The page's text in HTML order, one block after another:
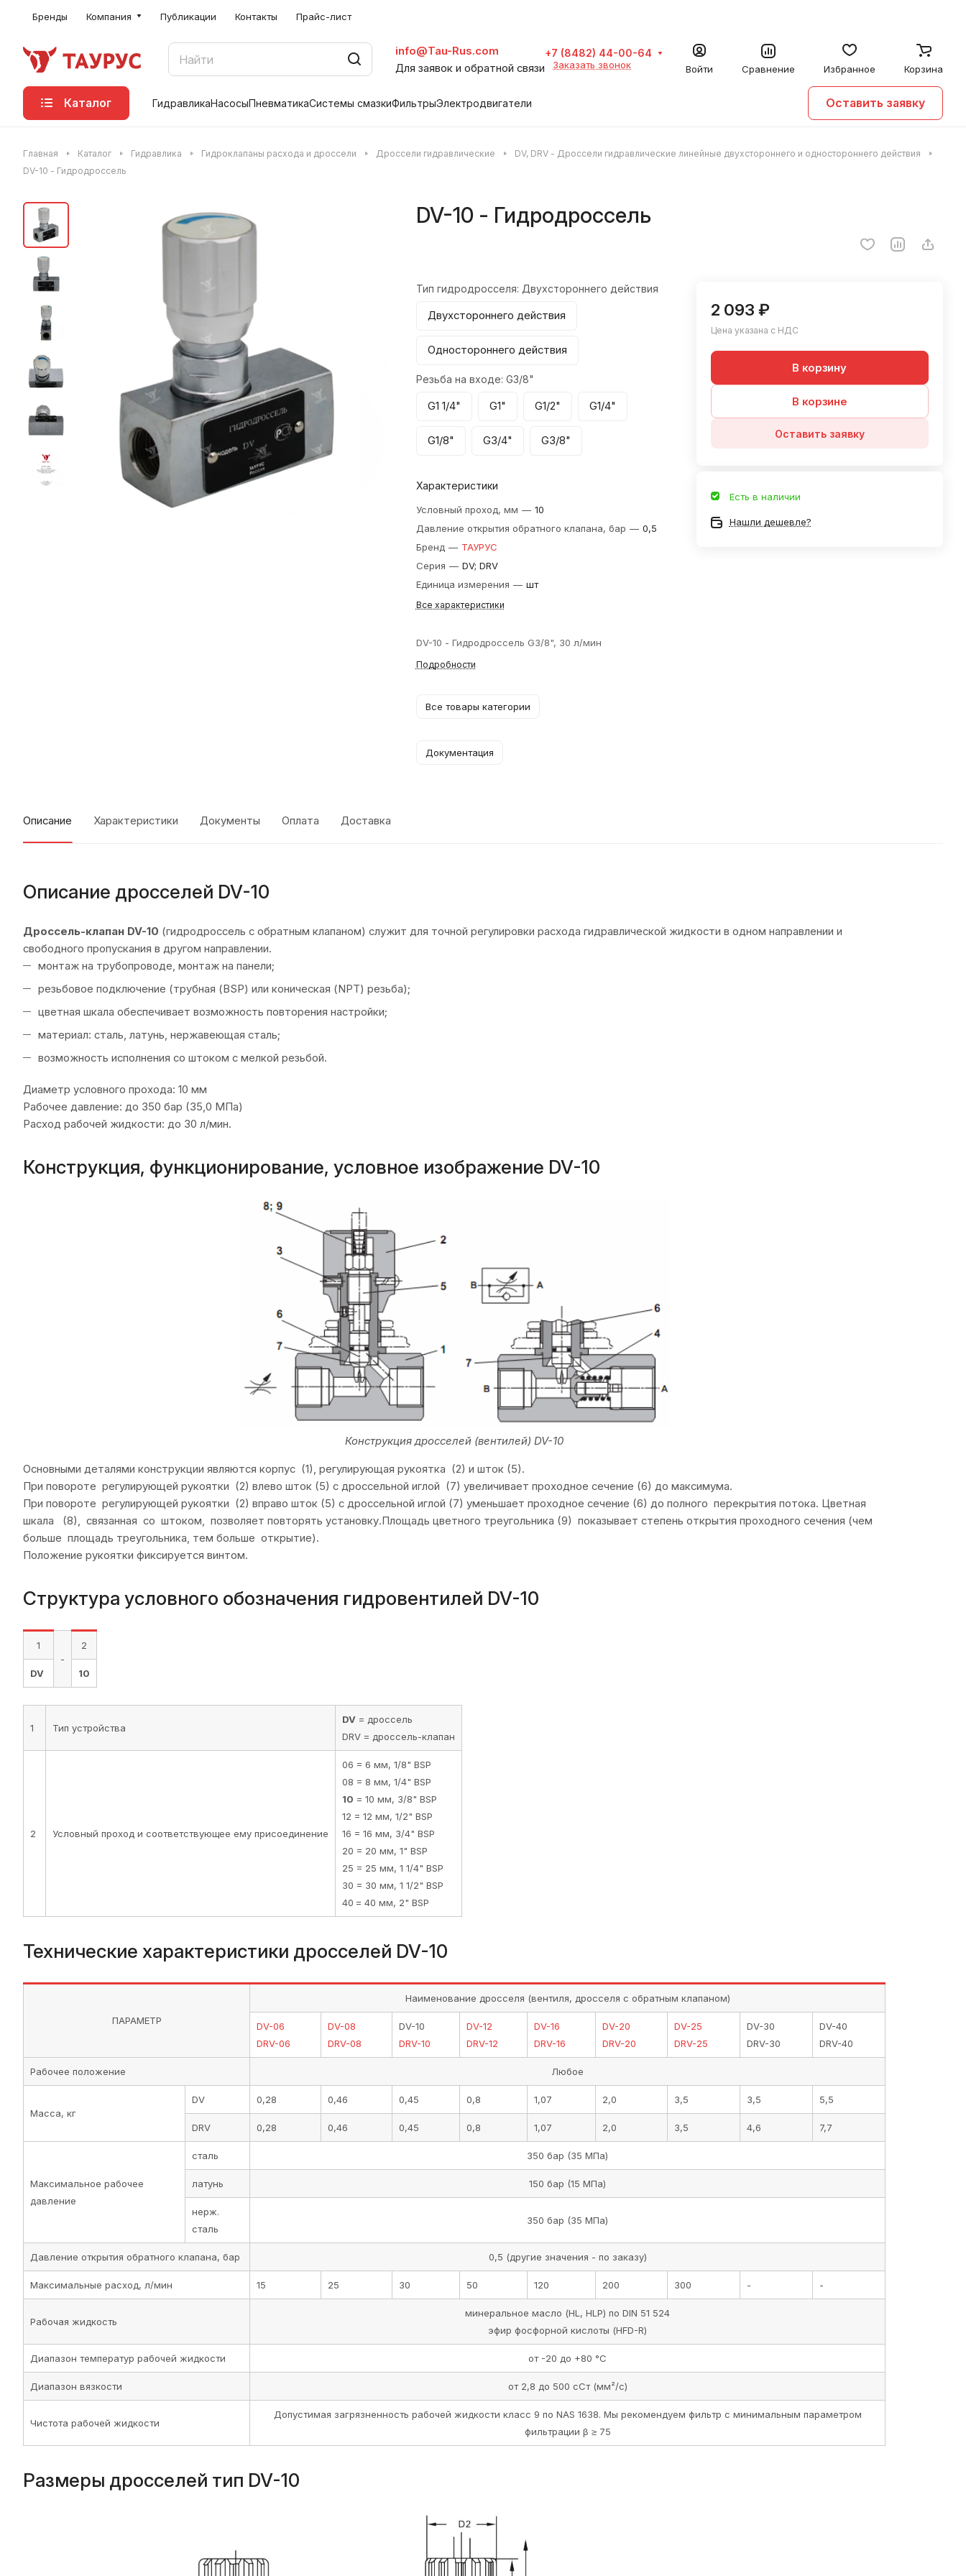
Бренды Компания Публикации Контакты Прайс-лист
info@Tau-Rus.com
Для заявок и обратной связи
+7 (8482) 44-00-64
Заказать звонок Войти Сравнение Избранное Корзина
Каталог ГидравликаНасосыПневматикаСистемы смазкиФильтрыЭлектродвигатели Оставить заявку
Главная Каталог Гидравлика Гидроклапаны расхода и дроссели Дроссели гидравлические
DV, DRV - Дроссели гидравлические линейные двухстороннего и одностороннего действия
DV-10 - Гидродроссель
DV-10 - Гидродроссель
Тип гидродросселя: Двухстороннего действия
Двухстороннего действия
Одностороннего действия
Резьба на входе: G3/8"
G1 1/4" G1" G1/2" G1/4"
G1/8" G3/4" G3/8"
Характеристики
Условный проход, мм — 10
Давление открытия обратного клапана, бар — 0,5
Бренд — ТАУРУС
Серия — DV; DRV
Единица измерения — шт
Все характеристики
DV-10 - Гидродроссель G3/8", 30 л/мин
Подробности
Все товары категории
Документация
2 093 ₽
Цена указана с НДС
В корзину
В корзине
Оставить заявку
Есть в наличии
Нашли дешевле?
Описание Характеристики Документы Оплата Доставка
Описание дросселей DV-10
Дроссель-клапан DV-10 (гидродроссель с обратным клапаном) служит для точной регулировки расхода гидравлической жидкости в одном направлении и
свободного пропускания в другом направлении.
монтаж на трубопроводе, монтаж на панели;
резьбовое подключение (трубная (BSP) или коническая (NPT) резьба);
цветная шкала обеспечивает возможность повторения настройки;
материал: сталь, латунь, нержавеющая сталь;
возможность исполнения со штоком с мелкой резьбой.
Диаметр условного прохода: 10 мм
Рабочее давление: до 350 бар (35,0 МПа)
Расход рабочей жидкости: до 30 л/мин.
Конструкция, функционирование, условное изображение DV-10
Конструкция дросселей (вентилей) DV-10
Основными деталями конструкции являются корпус (1), регулирующая рукоятка (2) и шток (5).
При повороте регулирующей рукоятки (2) влево шток (5) с дроссельной иглой (7) увеличивает проходное сечение (6) до максимума.
При повороте регулирующей рукоятки (2) вправо шток (5) с дроссельной иглой (7) уменьшает проходное сечение (6) до полного перекрытия потока. Цветная
шкала (8), связанная со штоком, позволяет повторять установку.Площадь цветного треугольника (9) показывает степень открытия проходного сечения (чем
больше площадь треугольника, тем больше открытие).
Положение рукоятки фиксируется винтом.
Структура условного обозначения гидровентилей DV-10
1
-
2
DV 10
1 Тип устройства
DV = дроссель
DRV = дроссель-клапан
2 Условный проход и соответствующее ему присоединение
06 = 6 мм, 1/8" BSP
08 = 8 мм, 1/4" BSP
10 = 10 мм, 3/8" BSP
12 = 12 мм, 1/2" BSP
16 = 16 мм, 3/4" BSP
20 = 20 мм, 1" BSP
25 = 25 мм, 1 1/4" BSP
30 = 30 мм, 1 1/2" BSP
40 = 40 мм, 2" BSP
Технические характеристики дросселей DV-10
ПАРАМЕТР
Наименование дросселя (вентиля, дросселя с обратным клапаном)
DV-06
DRV-06
DV-08
DRV-08
DV-10
DRV-10
DV-12
DRV-12
DV-16
DRV-16
DV-20
DRV-20
DV-25
DRV-25
DV-30
DRV-30
DV-40
DRV-40
Рабочее положение Любое
Масса, кг
DV 0,28 0,46 0,45 0,8 1,07 2,0 3,5 3,5 5,5
DRV 0,28 0,46 0,45 0,8 1,07 2,0 3,5 4,6 7,7
Максимальное рабочее
давление
сталь 350 бар (35 МПа)
латунь 150 бар (15 МПа)
нерж.
сталь
350 бар (35 МПа)
Давление открытия обратного клапана, бар 0,5 (другие значения - по заказу)
Максимальные расход, л/мин 15 25 30 50 120 200 300 - -
Рабочая жидкость
минеральное масло (HL, HLP) по DIN 51 524
эфир фосфорной кислоты (HFD-R)
Диапазон температур рабочей жидкости от -20 до +80 °C
Диапазон вязкости от 2,8 до 500 сСт (мм²/с)
Чистота рабочей жидкости
Допустимая загрязненность рабочей жидкости класс 9 по NAS 1638. Мы рекомендуем фильтр с минимальным параметром
фильтрации β ≥ 75
Размеры дросселей тип DV-10